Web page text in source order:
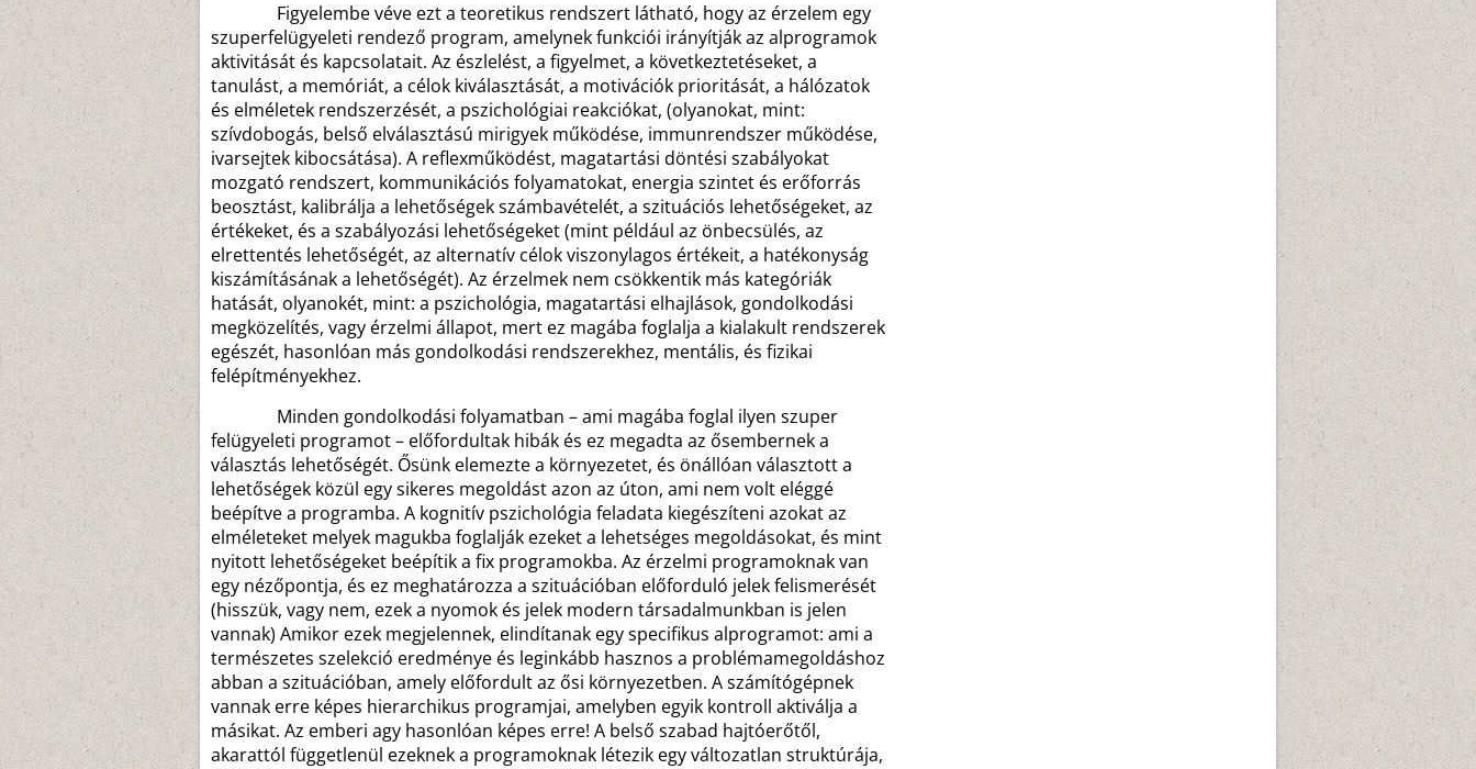
Figyelembe véve ezt a teoretikus rendszert látható, hogy az érzelem egy
szuperfelügyeleti rendező program, amelynek funkciói irányítják az alprogramok
aktivitását és kapcsolatait. Az észlelést, a figyelmet, a következtetéseket, a
tanulást, a memóriát, a célok kiválasztását, a motivációk prioritását, a hálózatok
és elméletek rendszerzését, a pszichológiai reakciókat, (olyanokat, mint:
szívdobogás, belső elválasztású mirigyek működése, immunrendszer működése,
ivarsejtek kibocsátása). A reflexműködést, magatartási döntési szabályokat
mozgató rendszert, kommunikációs folyamatokat, energia szintet és erőforrás
beosztást, kalibrálja a lehetőségek számbavételét, a szituációs lehetőségeket, az
értékeket, és a szabályozási lehetőségeket (mint például az önbecsülés, az
elrettentés lehetőségét, az alternatív célok viszonylagos értékeit, a hatékonyság
kiszámításának a lehetőségét). Az érzelmek nem csökkentik más kategóriák
hatását, olyanokét, mint: a pszichológia, magatartási elhajlások, gondolkodási
megközelítés, vagy érzelmi állapot, mert ez magába foglalja a kialakult rendszerek
egészét, hasonlóan más gondolkodási rendszerekhez, mentális, és fizikai
felépítményekhez.
Minden gondolkodási folyamatban – ami magába foglal ilyen szuper
felügyeleti programot – előfordultak hibák és ez megadta az ősembernek a
választás lehetőségét. Ősünk elemezte a környezetet, és önállóan választott a
lehetőségek közül egy sikeres megoldást azon az úton, ami nem volt eléggé
beépítve a programba. A kognitív pszichológia feladata kiegészíteni azokat az
elméleteket melyek magukba foglalják ezeket a lehetséges megoldásokat, és mint
nyitott lehetőségeket beépítik a fix programokba. Az érzelmi programoknak van
egy nézőpontja, és ez meghatározza a szituációban előforduló jelek felismerését
(hisszük, vagy nem, ezek a nyomok és jelek modern társadalmunkban is jelen
vannak) Amikor ezek megjelennek, elindítanak egy specifikus alprogramot: ami a
természetes szelekció eredménye és leginkább hasznos a problémamegoldáshoz
abban a szituációban, amely előfordult az ősi környezetben. A számítógépnek
vannak erre képes hierarchikus programjai, amelyben egyik kontroll aktiválja a
másikat. Az emberi agy hasonlóan képes erre! A belső szabad hajtóerőtől,
akarattól függetlenül ezeknek a programoknak létezik egy változatlan struktúrája,